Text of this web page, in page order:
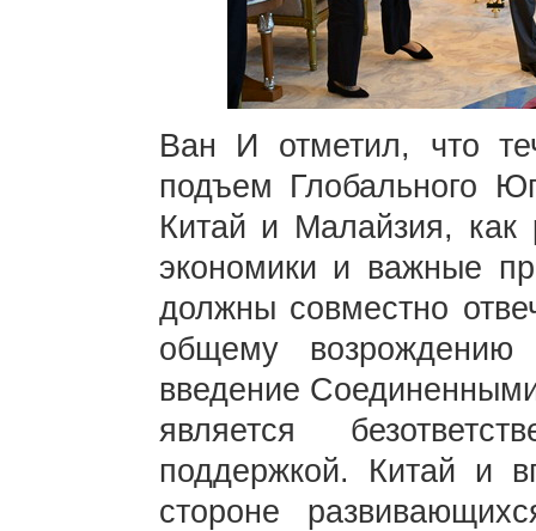
Ван И отметил, что
подъем Глобального
Китай и Малайзия,
экономики и важные
должны совместно
общему возрождению
введение
является
поддержкой. Китай и
стороне